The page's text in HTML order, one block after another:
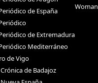
de España
de Extremadura
Mediterráneo
de Vigo
de Badajoz
Woman